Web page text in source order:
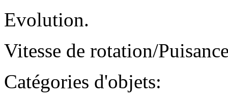
Evolution.
Vitesse de rotation/
Catégories d'objets: